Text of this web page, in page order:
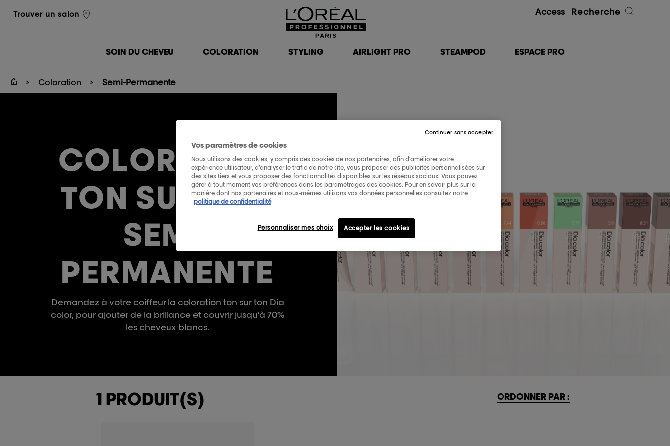
Trouver un salon
L'Oréal Professionnel Access Recherche
SOIN DU CHEVEU COLORATION STYLING AIRLIGHT PRO STEAMPOD ESPACE PRO
Coloration Semi-Permanente
COLORATION
TON SUR TON
SEMI-
PERMANENTE
Demandez à votre coiffeur la coloration ton sur ton Dia
color, pour ajouter de la brillance et couvrir jusqu'à 70%
les cheveux blancs.
1 PRODUIT(S) ORDONNER PAR :
Vos paramètres de cookies
Nous utilisons des cookies, y compris des cookies de nos partenaires, afin d’améliorer votre
expérience utilisateur, d’analyser le trafic de notre site, vous proposer des publicités personnalisées sur
des sites tiers et vous proposer des fonctionnalités disponibles sur les réseaux sociaux. Vous pouvez
gérer à tout moment vos préférences dans les paramétrages des cookies. Pour en savoir plus sur la
manière dont nos partenaires et nous-mêmes utilisons vos données personnelles consultez notre
politique de confidentialité
Accepter les cookies
Personnaliser mes choix
Continuer sans accepter